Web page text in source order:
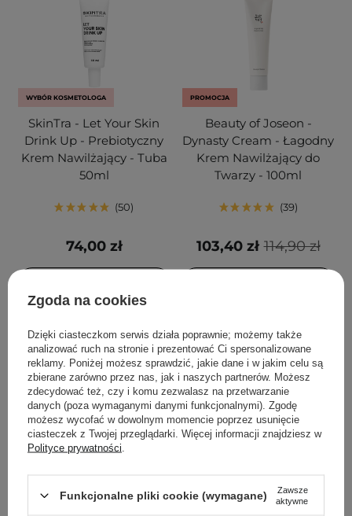
WYBÓR KOSMETOLOGA
SkinTra - Let Your Skin
Drink Up - Prebiotyczny
Krem Nawilżający - Tuba
50ml
50
74,00 zł
PROMOCJA
Beauty of Joseon -
Dynasty Cream - Łagodny
Krem Nawilżający do
Twarzy - 100ml
39
114,90 zł
103,40 zł
S.Nature - Aqua Squalane
The Ordinary - Squalane
Cleanser - Nawilżająca
Zgoda na cookies
Dzięki ciasteczkom serwis działa poprawnie; możemy także
analizować ruch na stronie i prezentować Ci spersonalizowane
reklamy. Poniżej możesz sprawdzić, jakie dane i w jakim celu są
zbierane zarówno przez nas, jak i naszych partnerów. Możesz
zdecydować też, czy i komu zezwalasz na przetwarzanie
danych (poza wymaganymi danymi funkcjonalnymi). Zgodę
możesz wycofać w dowolnym momencie poprzez usunięcie
ciasteczek z Twojej przeglądarki. Więcej informacji znajdziesz w
Polityce prywatności
Funkcjonalne pliki cookie (wymagane)
Zawsze
aktywne